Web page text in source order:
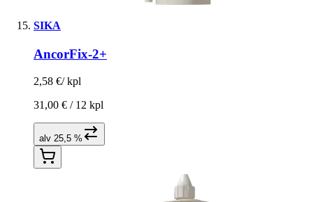
SIKA
AncorFix-2+
2,58 €/ kpl
31,00 € / 12 kpl
alv 25,5 %